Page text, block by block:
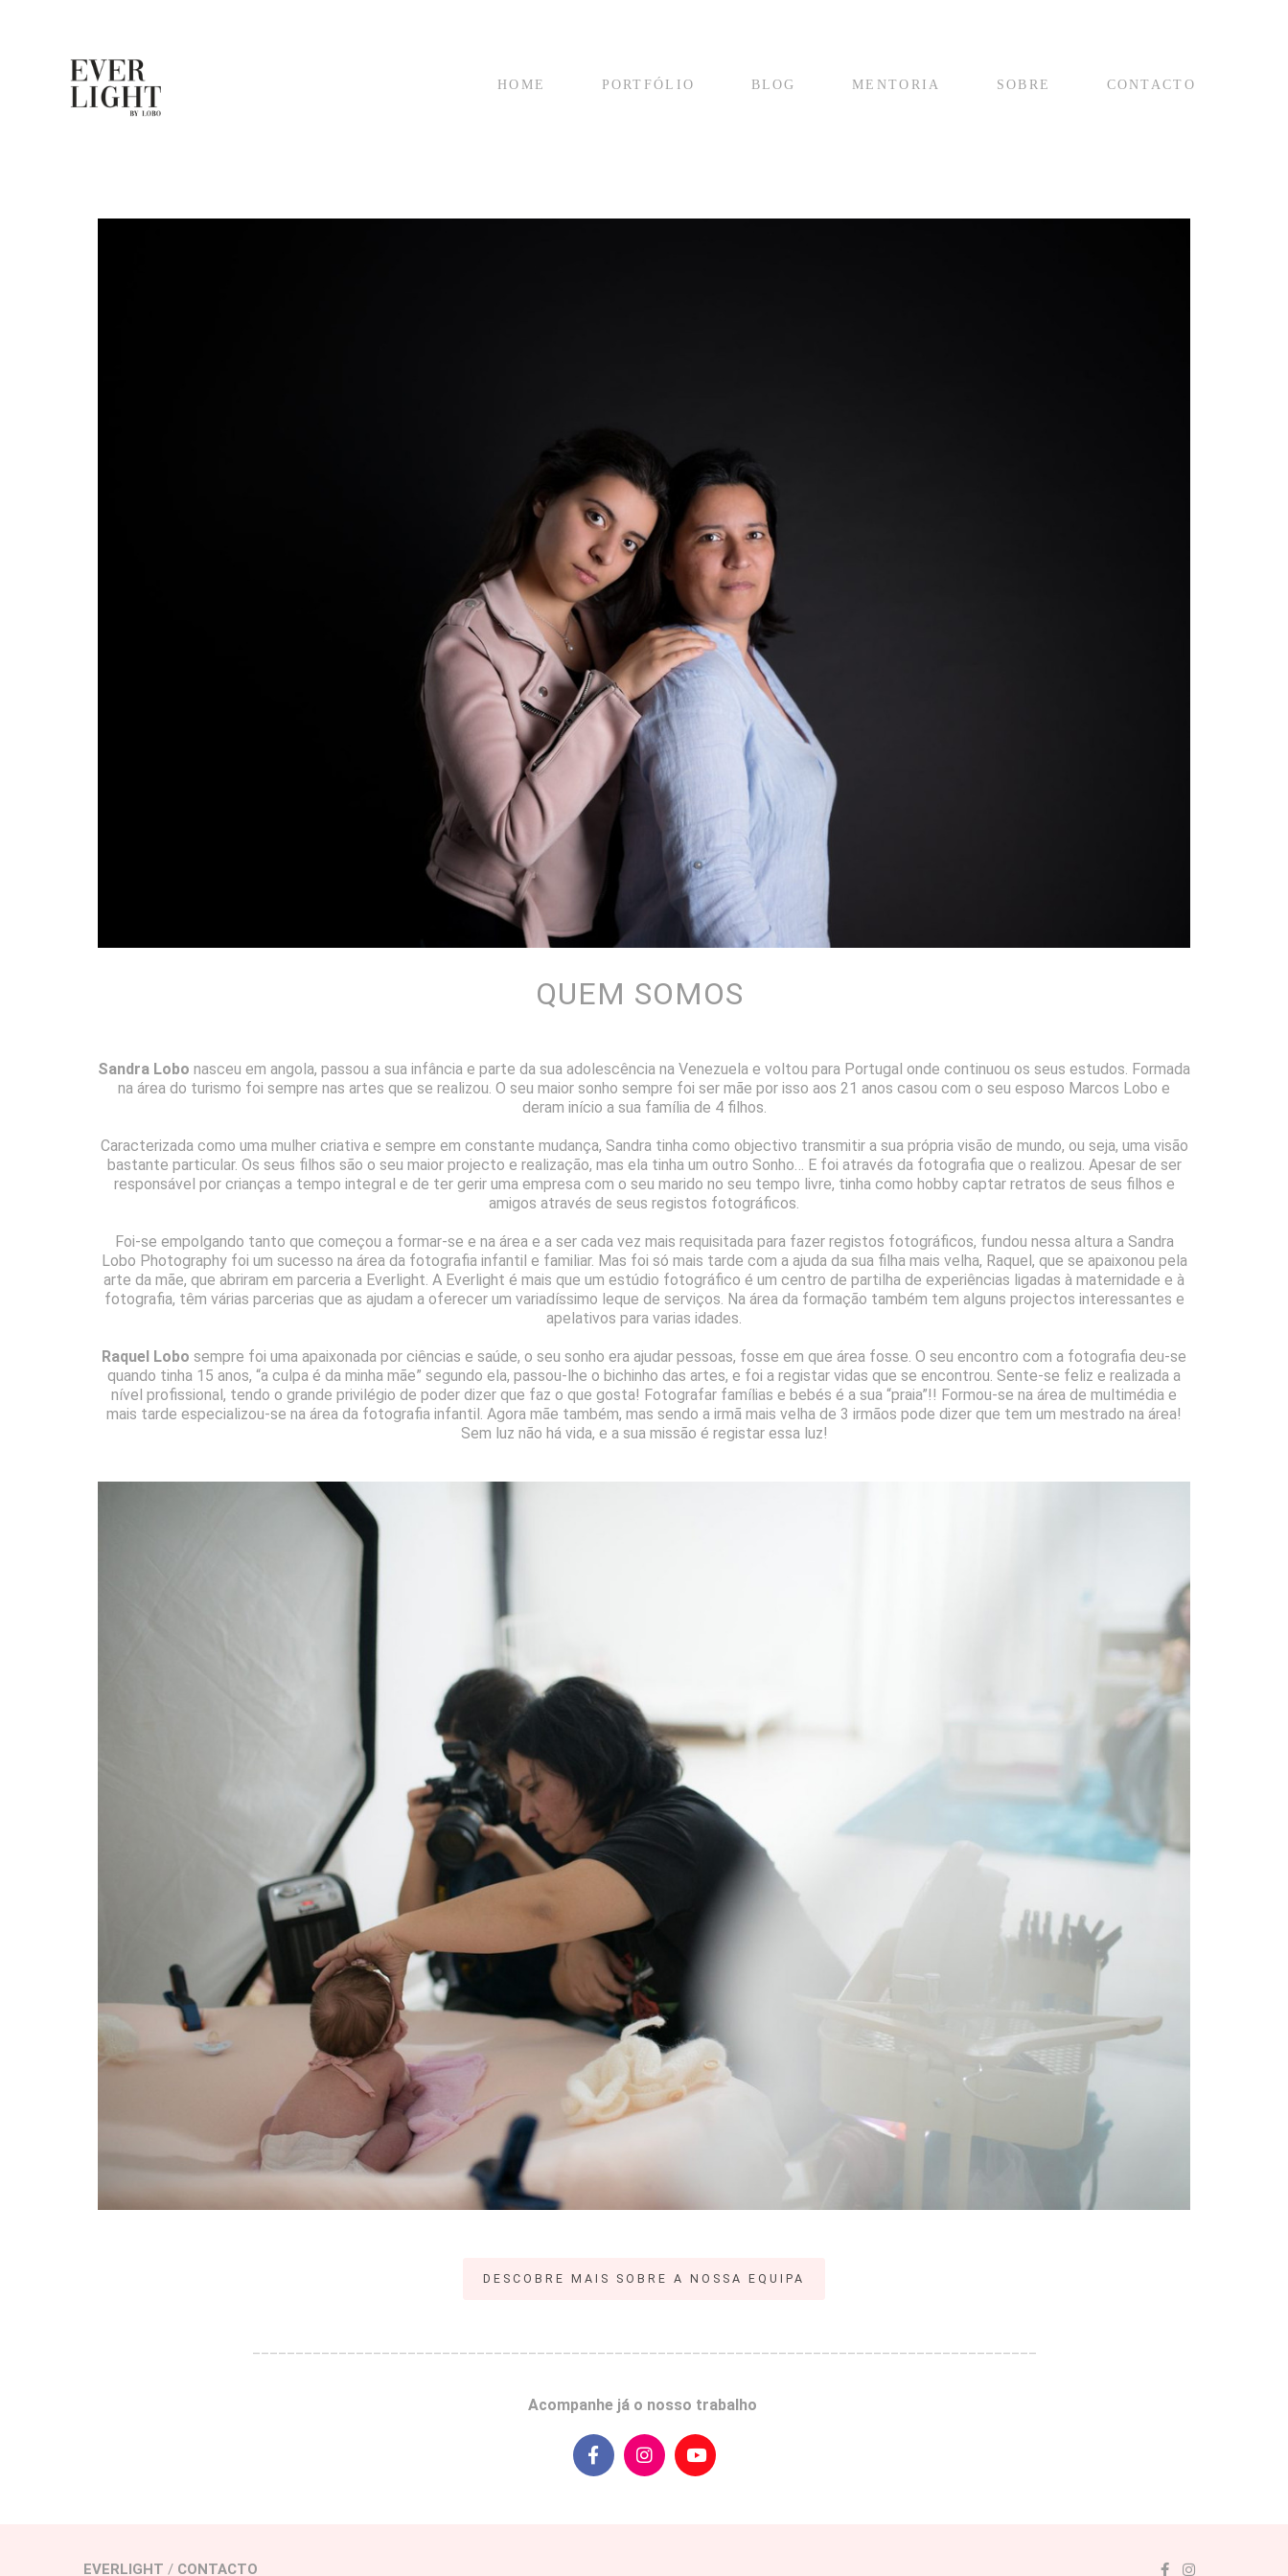
HOME PORTFÓLIO BLOG MENTORIA SOBRE CONTACTO
QUEM SOMOS
Sandra Lobo nasceu em angola, passou a sua infância e parte da sua adolescência na Venezuela e voltou para Portugal onde continuou os seus estudos. Formada
na área do turismo foi sempre nas artes que se realizou. O seu maior sonho sempre foi ser mãe por isso aos 21 anos casou com o seu esposo Marcos Lobo e
deram início a sua família de 4 filhos.
Caracterizada como uma mulher criativa e sempre em constante mudança, Sandra tinha como objectivo transmitir a sua própria visão de mundo, ou seja, uma visão
bastante particular. Os seus filhos são o seu maior projecto e realização, mas ela tinha um outro Sonho… E foi através da fotografia que o realizou. Apesar de ser
responsável por crianças a tempo integral e de ter gerir uma empresa com o seu marido no seu tempo livre, tinha como hobby captar retratos de seus filhos e
amigos através de seus registos fotográficos.
Foi-se empolgando tanto que começou a formar-se e na área e a ser cada vez mais requisitada para fazer registos fotográficos, fundou nessa altura a Sandra
Lobo Photography foi um sucesso na área da fotografia infantil e familiar. Mas foi só mais tarde com a ajuda da sua filha mais velha, Raquel, que se apaixonou pela
arte da mãe, que abriram em parceria a Everlight. A Everlight é mais que um estúdio fotográfico é um centro de partilha de experiências ligadas à maternidade e à
fotografia, têm várias parcerias que as ajudam a oferecer um variadíssimo leque de serviços. Na área da formação também tem alguns projectos interessantes e
apelativos para varias idades.
Raquel Lobo sempre foi uma apaixonada por ciências e saúde, o seu sonho era ajudar pessoas, fosse em que área fosse. O seu encontro com a fotografia deu-se
quando tinha 15 anos, “a culpa é da minha mãe” segundo ela, passou-lhe o bichinho das artes, e foi a registar vidas que se encontrou. Sente-se feliz e realizada a
nível profissional, tendo o grande privilégio de poder dizer que faz o que gosta! Fotografar famílias e bebés é a sua “praia”!! Formou-se na área de multimédia e
mais tarde especializou-se na área da fotografia infantil. Agora mãe também, mas sendo a irmã mais velha de 3 irmãos pode dizer que tem um mestrado na área!
Sem luz não há vida, e a sua missão é registar essa luz!
DESCOBRE MAIS SOBRE A NOSSA EQUIPA
Acompanhe já o nosso trabalho
EVERLIGHT / CONTACTO